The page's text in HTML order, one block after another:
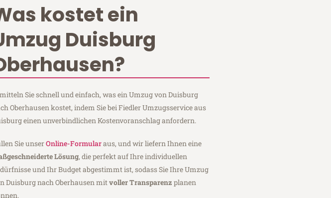
kostet ein
Duisburg
Sie schnell und einfach, was ein Umzug von Duisburg
Oberhausen kostet, indem Sie bei Fiedler Umzugsservice aus
einen unverbindlichen Kostenvoranschlag anfordern.
Sie unserOnline-Formularaus, und wir liefern Ihnen eine
Lösung, die perfekt auf Ihre individuellen
und Ihr Budget abgestimmt ist, sodass Sie Ihre Umzug
Duisburg nach Oberhausen mitvoller Transparenz planen